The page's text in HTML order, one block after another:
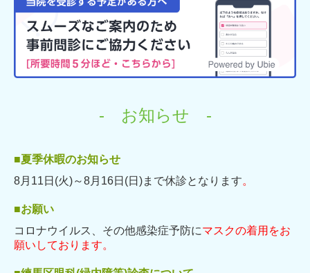
- お知らせ -
■夏季休暇のお知らせ
8月11日(火)～8月16日(日)まで休診となります。
■お願い
コロナウイルス、その他感染症予防にマスクの着用をお
願いしております。